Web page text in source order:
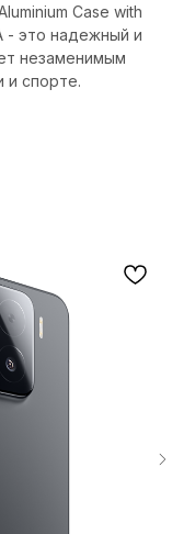
Case with
- это надежный и
незаменимым
и спорте.